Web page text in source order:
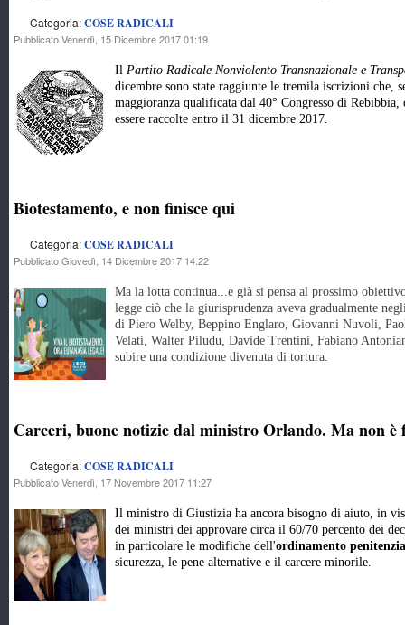
Categoria:COSE RADICALI
Pubblicato Venerdì, 15 Dicembre 2017 01:19
Il Partito Radicale Nonviolento Transnazionale e
dicembre sono state raggiunte le tremila iscrizioni che,
maggioranza qualificata dal 40° Congresso di
essere raccolte entro il 31 dicembre 2017.
Biotestamento, e non finisce qui
Categoria:COSE RADICALI
Pubblicato Giovedì, 14 Dicembre 2017 14:22
Ma la lotta continua...e già si pensa al prossimo
legge ciò che la giurisprudenza aveva gradualmente
di Piero Welby, Beppino Englaro, Giovanni Nuvoli,
Velati, Walter Piludu, Davide Trentini, Fabiano
subire una condizione divenuta di tortura.
Carceri, buone notizie dal ministro Orlando. Ma non è
Categoria:COSE RADICALI
Pubblicato Venerdì, 17 Novembre 2017 11:27
Il ministro di Giustizia ha ancora bisogno di aiuto, in
dei ministri dei approvare circa il 60/70 percento dei
in particolare le modifiche dell'ordinamento
sicurezza, le pene alternative e il carcere minorile.